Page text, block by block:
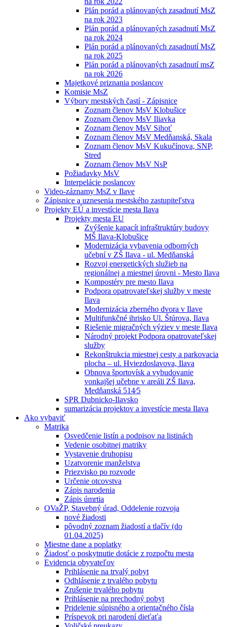
Plán porád a plánovaných zasadnutí MsZ
na rok 2023
Plán porád a plánovaných zasadnutí MsZ
na rok 2024
Plán porád a plánovaných zasadnutí MsZ
na rok 2025
Plán porád a plánovaných zasadnutí msZ
na rok 2026
Majetkové priznania poslancov
Komisie MsZ
Výbory mestských častí - Zápisnice
Zoznam členov MsV Klobušice
Zoznam členov MsV Iliavka
Zoznam členov MsV Sihoť
Zoznam členov MsV Medňanská, Skala
Zoznam členov MsV Kukučínova, SNP,
Stred
Zoznam členov MsV NsP
Požiadavky MsV
Interpelácie poslancov
Video-záznamy MsZ v Ilave
Zápisnice a uznesenia mestského zastupiteľstva
Projekty EÚ a investície mesta Ilava
Projekty mesta EU
Zvýšenie kapacít infraštruktúry budovy
MŠ Ilava-Klobušice
Modernizácia vybavenia odborných
učební v ZŠ Ilava - ul. Medňanská
Rozvoj energetických služieb na
regionálnej a miestnej úrovni - Mesto Ilava
Kompostéry pre mesto Ilava
Podpora opatrovateľskej služby v meste
Ilava
Modernizácia zberného dvora v Ilave
Multifunkčné ihrisko Ul. Štúrova, Ilava
Riešenie migračných výziev v meste Ilava
Národný projekt Podpora opatrovateľskej
služby
Rekonštrukcia miestnej cesty a parkovacia
plocha – ul. Hviezdoslavova, Ilava
Obnova športovísk a vybudovanie
vonkajšej učebne v areáli ZŠ Ilava,
Medňanská 514⁄5
SPR Dubnicko-Ilavsko
sumarizácia projektov a investície mesta Ilava
Ako vybaviť
Matrika
Osvedčenie listín a podpisov na listinách
Vedenie osobitnej matriky
Vystavenie druhopisu
Uzatvorenie manželstva
Priezvisko po rozvode
Určenie otcovstva
Zápis narodenia
Zápis úmrtia
OVaŽP, Stavebný úrad, Oddelenie rozvoja
nové žiadosti
pôvodný zoznam žiadostí a tlačív (do
01.04.2025)
Miestne dane a poplatky
Žiadosť o poskytnutie dotácie z rozpočtu mesta
Evidencia obyvateľov
Prihlásenie na trvalý pobyt
Odhlásenie z trvalého pobytu
Zrušenie trvalého pobytu
Prihlásenie na prechodný pobyt
Pridelenie súpisného a orientačného čísla
Príspevok pri narodení dieťaťa